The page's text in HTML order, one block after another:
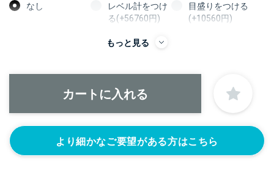
なし
レベル計をつけ
る(+56760円)
目盛りをつける
(+10560円)
もっと見る
より細かなご要望がある方はこちら